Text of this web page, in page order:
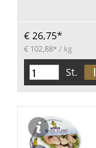
€ 26,75*
€ 102,88* / kg
St.